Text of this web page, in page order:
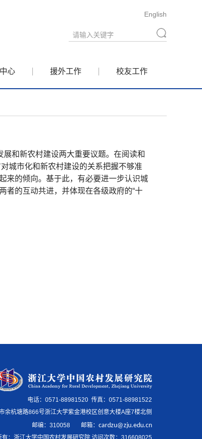
English
心 援外工作 校友工作
和新农村建设两大重要议题。在阅读和
城市化和新农村建设的关系把握不够准
来的倾向。基于此，有必要进一步认识城
者的互动共进，并体现在各级政府的“十
电话：0571-88981520 传真：0571-88981522
余杭塘路866号浙江大学紫金港校区创意大楼A座7楼北侧
邮编： 310058 邮箱 ： cardzu@zju.edu.cn
有：浙江大学中国农村发展研究院 访问次数： 316608025